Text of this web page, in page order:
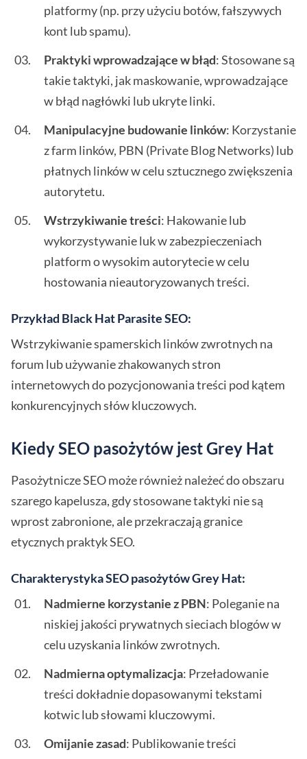
platformy (np. przy użyciu botów, fałszywych
kont lub spamu).
Praktyki wprowadzające w błąd: Stosowane są
takie taktyki, jak maskowanie, wprowadzające
w błąd nagłówki lub ukryte linki.
Manipulacyjne budowanie linków: Korzystanie
z farm linków, PBN (Private Blog Networks) lub
płatnych linków w celu sztucznego zwiększenia
autorytetu.
Wstrzykiwanie treści: Hakowanie lub
wykorzystywanie luk w zabezpieczeniach
platform o wysokim autorytecie w celu
hostowania nieautoryzowanych treści.
Przykład Black Hat Parasite SEO:
Wstrzykiwanie spamerskich linków zwrotnych na
forum lub używanie zhakowanych stron
internetowych do pozycjonowania treści pod kątem
konkurencyjnych słów kluczowych.
Kiedy SEO pasożytów jest Grey Hat
Pasożytnicze SEO może również należeć do obszaru
szarego kapelusza, gdy stosowane taktyki nie są
wprost zabronione, ale przekraczają granice
etycznych praktyk SEO.
Charakterystyka SEO pasożytów Grey Hat:
Nadmierne korzystanie z PBN: Poleganie na
niskiej jakości prywatnych sieciach blogów w
celu uzyskania linków zwrotnych.
Nadmierna optymalizacja: Przeładowanie
treści dokładnie dopasowanymi tekstami
kotwic lub słowami kluczowymi.
Omijanie zasad: Publikowanie treści